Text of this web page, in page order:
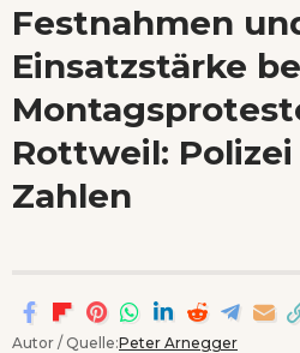
Festnahmen
Einsatzstärke
Rottweil:
Zahlen
Autor / Quelle:Peter Arnegger